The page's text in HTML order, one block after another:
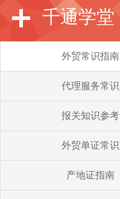
千通学堂
外贸常识指南
代理服务常识
报关知识参考
外贸单证常识
产地证指南